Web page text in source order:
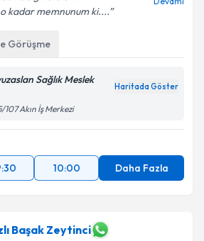
kadar memnunum ki....
Görüşme
Sağlık Meslek
Haritada Göster
Akın İş Merkezi
10:00 Daha Fazla
Başak Zeytinci